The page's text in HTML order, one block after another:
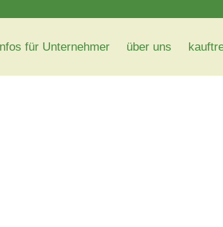
für Unternehmer über uns